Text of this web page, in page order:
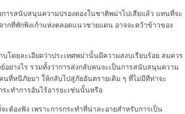
การสนับสนุนความปรองดองในชาติพม่าไปเสียแล้ว แทนที่จะ
กที่พักพิงเก้าแห่งตลอดแนวชายแดน อาจจะคว้าข้าวของ
โดยละเอียดว่าประเทศพม่านั้นมีความสงบเรียบร้อย สมควร
อย่างไร รวมทั้งว่าการส่งกลับคนจะเป็นการสนับสนุนความ
นที่หนีภัยมา ให้กลับไปสู่ภัยอันตรายเดิม ๆ ที่ไม่มีทีท่าจะ
ะทำการอันไร้อารยะเช่นนั้นหรือ
ต้องฟัง เพราะการกระทำที่น่าละอายสำหรับการเป็น